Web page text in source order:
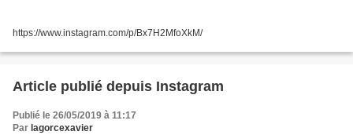
https://www.instagram.com/p/Bx7H2MfoXkM/
Article publié depuis Instagram
Publié le 26/05/2019 à 11:17
Par lagorcexavier